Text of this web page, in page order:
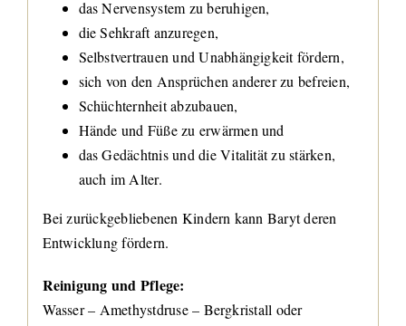
das Nervensystem zu beruhigen,
die Sehkraft anzuregen,
Selbstvertrauen und Unabhängigkeit fördern,
sich von den Ansprüchen anderer zu befreien,
Schüchternheit abzubauen,
Hände und Füße zu erwärmen und
das Gedächtnis und die Vitalität zu stärken,
auch im Alter.
Bei zurückgebliebenen Kindern kann Baryt deren
Entwicklung fördern.
Reinigung und Pflege:
Wasser – Amethystdruse – Bergkristall oder